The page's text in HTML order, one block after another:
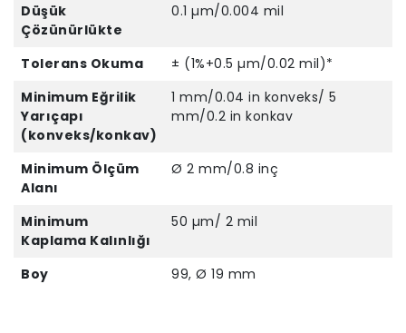
Düşük
Çözünürlükte
0.1 µm/0.004 mil
Tolerans Okuma
± (1%+0.5 µm/0.02 mil)*
Minimum Eğrilik
Yarıçapı
(konveks/konkav)
1 mm/0.04 in konveks/ 5
mm/0.2 in konkav
Minimum Ölçüm
Alanı
Ø 2 mm/0.8 inç
Minimum
Kaplama Kalınlığı
50 µm/ 2 mil
Boy 99, Ø 19 mm